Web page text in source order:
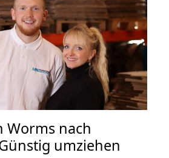
Worms nach
umziehen